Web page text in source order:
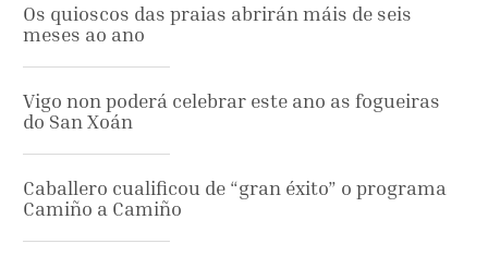
Os quioscos das praias abrirán máis de seis
meses ao ano
Vigo non poderá celebrar este ano as fogueiras
do San Xoán
Caballero cualificou de “gran éxito” o programa
Camiño a Camiño